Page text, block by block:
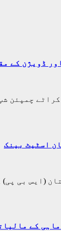
ڈویژن کے
چمپئن